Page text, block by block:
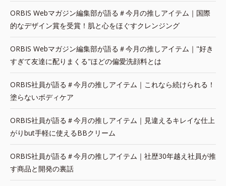
ORBIS Webマガジン編集部が語る＃今月の推しアイテム｜国際
的なデザイン賞を受賞！肌と心をほぐすクレンジング
ORBIS Webマガジン編集部が語る＃今月の推しアイテム｜"好き
すぎて友達に配りまくる"ほどの偏愛洗顔料とは
ORBIS社員が語る＃今月の推しアイテム｜これなら続けられる！
塗らないボディケア
ORBIS社員が語る＃今月の推しアイテム｜見違えるキレイな仕上
がりbut手軽に使えるBBクリーム
ORBIS社員が語る＃今月の推しアイテム｜社歴30年越え社員が推
す商品と開発の裏話